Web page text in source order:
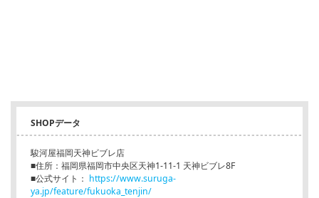
SHOPデータ
駿河屋福岡天神ビブレ店
■住所：福岡県福岡市中央区天神1-11-1 天神ビブレ8F
■公式サイト： https://www.suruga-
ya.jp/feature/fukuoka_tenjin/